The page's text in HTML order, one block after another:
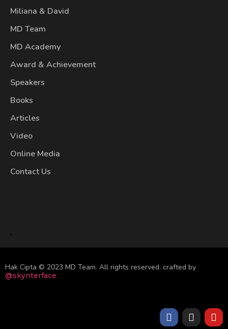
Miliana & David
MD Team
MD Academy
Award & Achievement
Speakers
Books
Articles
Video
Online Media
Contact Us
.
Hak Cipta © 2023 MD Team. All rights reserved. crafted by
@skynterface